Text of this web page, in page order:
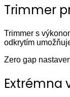
Trimmer
Trimmer s
odkrytím
Zero gap
Extrémna